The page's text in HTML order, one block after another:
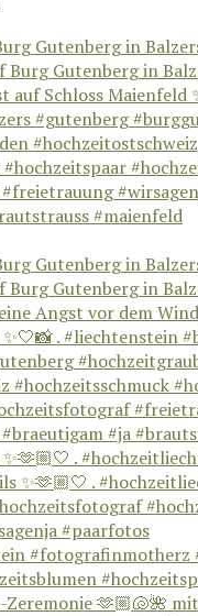
Gutenberg in
Gutenberg in
.
🫶🏼🐚🌺